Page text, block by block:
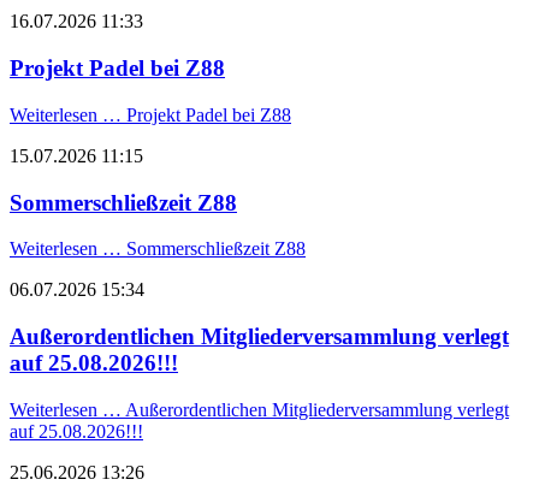
16.07.2026 11:33
Projekt Padel bei Z88
Weiterlesen … Projekt Padel bei Z88
15.07.2026 11:15
Sommerschließzeit Z88
Weiterlesen … Sommerschließzeit Z88
06.07.2026 15:34
Außerordentlichen Mitgliederversammlung verlegt
auf 25.08.2026!!!
Weiterlesen … Außerordentlichen Mitgliederversammlung verlegt
auf 25.08.2026!!!
25.06.2026 13:26